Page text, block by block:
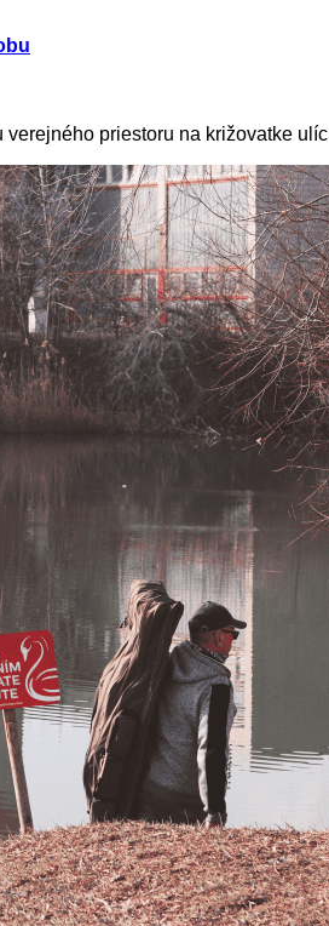
priestoru na križovatke